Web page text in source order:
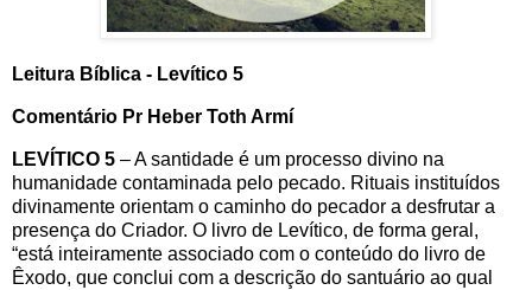
Leitura Bíblica - Levítico 5
Comentário Pr Heber Toth Armí
LEVÍTICO 5 – A santidade é um processo divino na
humanidade contaminada pelo pecado. Rituais instituídos
divinamente orientam o caminho do pecador a desfrutar a
presença do Criador. O livro de Levítico, de forma geral,
“está inteiramente associado com o conteúdo do livro de
Êxodo, que conclui com a descrição do santuário ao qual